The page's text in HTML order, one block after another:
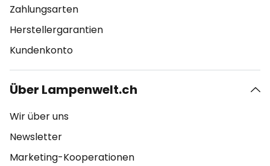
Zahlungsarten
Herstellergarantien
Kundenkonto
Über Lampenwelt.ch
Wir über uns
Newsletter
Marketing-Kooperationen